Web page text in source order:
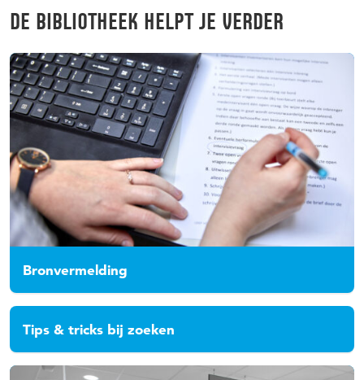
DE BIBLIOTHEEK HELPT JE VERDER
Bronvermelding
Tips & tricks bij zoeken